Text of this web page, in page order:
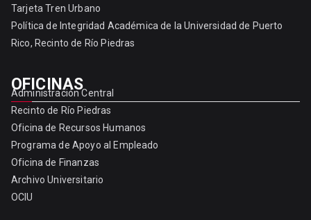
Tarjeta Tren Urbano
Política de Integridad Académica de la Universidad de Puerto
Rico, Recinto de Río Piedras
OFICINAS
Administración Central
Recinto de Río Piedras
Oficina de Recursos Humanos
Programa de Apoyo al Empleado
Oficina de Finanzas
Archivo Universitario
OCIU